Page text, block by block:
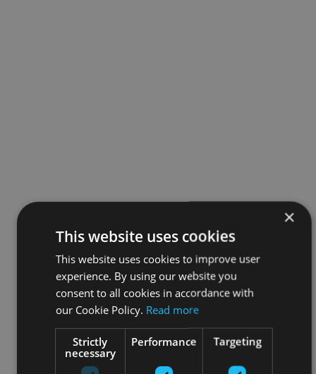
×
This website uses cookies
This website uses cookies to improve user
experience. By using our website you
consent to all cookies in accordance with
our Cookie Policy. Read more
Strictly
necessary
Performance Targeting